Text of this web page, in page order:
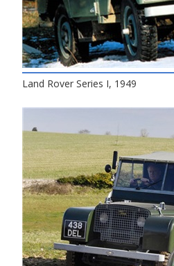
Land Rover Series I, 1949